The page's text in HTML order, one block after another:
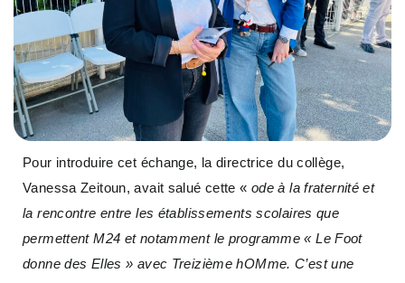
Pour introduire cet échange, la directrice du collège,
Vanessa Zeitoun, avait salué cette « ode à la fraternité et
la rencontre entre les établissements scolaires que
permettent M24 et notamment le programme « Le Foot
donne des Elles » avec Treizième hOMme. C’est une